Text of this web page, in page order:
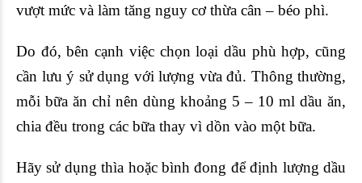
vượt mức và làm tăng nguy cơ thừa cân – béo phì.
Do đó, bên cạnh việc chọn loại dầu phù hợp, cũng
cần lưu ý sử dụng với lượng vừa đủ. Thông thường,
mỗi bữa ăn chỉ nên dùng khoảng 5 – 10 ml dầu ăn,
chia đều trong các bữa thay vì dồn vào một bữa.
Hãy sử dụng thìa hoặc bình đong để định lượng dầu